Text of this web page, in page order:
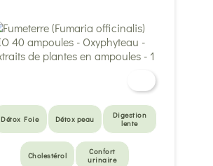
Détox Foie Détox peau
Digestion
lente
Cholestérol
Confort
urinaire